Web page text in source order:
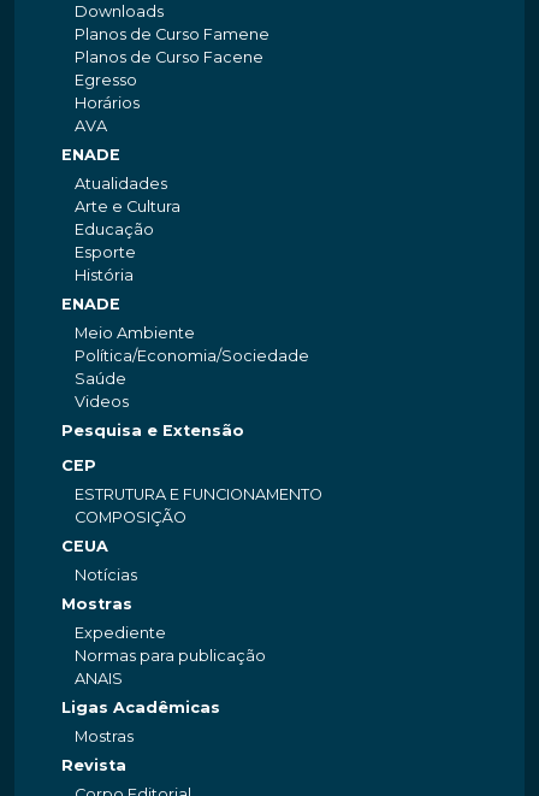
Downloads
Planos de Curso Famene
Planos de Curso Facene
Egresso
Horários
AVA
ENADE
Atualidades
Arte e Cultura
Educação
Esporte
História
ENADE
Meio Ambiente
Política/Economia/Sociedade
Saúde
Videos
Pesquisa e Extensão
CEP
ESTRUTURA E FUNCIONAMENTO
COMPOSIÇÃO
CEUA
Notícias
Mostras
Expediente
Normas para publicação
ANAIS
Ligas Acadêmicas
Mostras
Revista